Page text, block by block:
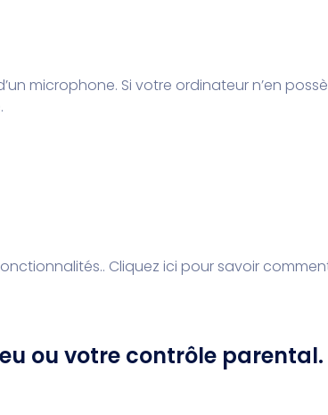
microphone. Si votre ordinateur n’en
Cliquez ici pour savoir
ou votre contrôle parental.